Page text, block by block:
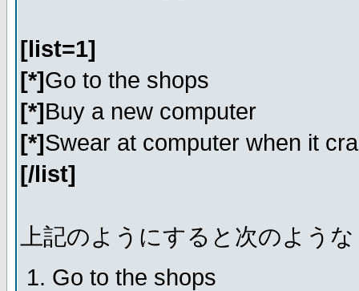
[list=1]
[*]Go to the shops
[*]Buy a new computer
[*]Swear at computer when it
[/list]
上記のようにすると次のよう
Go to the shops